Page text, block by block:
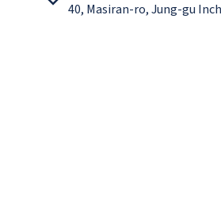
40, Masiran-ro, Jung-gu